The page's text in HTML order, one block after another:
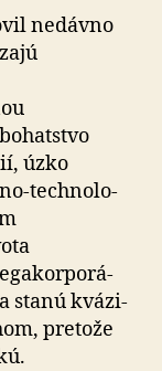
nedávno
úzko
tech­no­lo­
stanú kvázi­
pretože